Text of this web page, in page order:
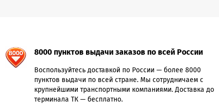
8000 пунктов выдачи заказов по всей России
Воспользуйтесь доставкой по России — более 8000
пунктов выдачи по всей стране. Мы сотрудничаем с
крупнейшими транспортными компаниями. Доставка до
терминала ТК — бесплатно.